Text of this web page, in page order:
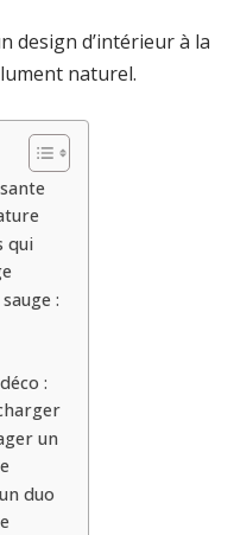
design d’intérieur à la
naturel.
qui
:
:
un
duo